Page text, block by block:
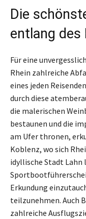
Die
entlang des
Für eine
Rhein zahlreiche
eines jeden
durch diese
die malerischen
bestaunen und die
am Ufer thronen,
Koblenz, wo sich
idyllische Stadt Lahn
Erkundung
teilzunehmen. Auch
zahlreiche